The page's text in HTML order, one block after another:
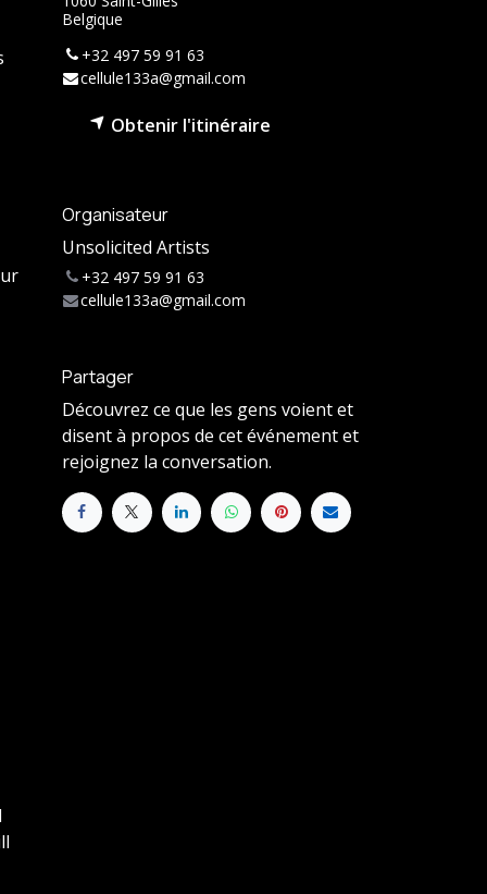
Belgique
+32 497 59 91 63
cellule133a@gmail.com
Obtenir l'itinéraire
Organisateur
Unsolicited Artists
+32 497 59 91 63
cellule133a@gmail.com
Partager
Découvrez ce que les gens voient et
disent à propos de cet événement et
rejoignez la conversation.